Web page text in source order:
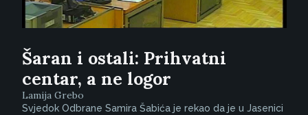
Šaran i ostali: Prihvatni
centar, a ne logor
Lamija Grebo
Svjedok Odbrane Samira Šabića je rekao da je u Jasenici